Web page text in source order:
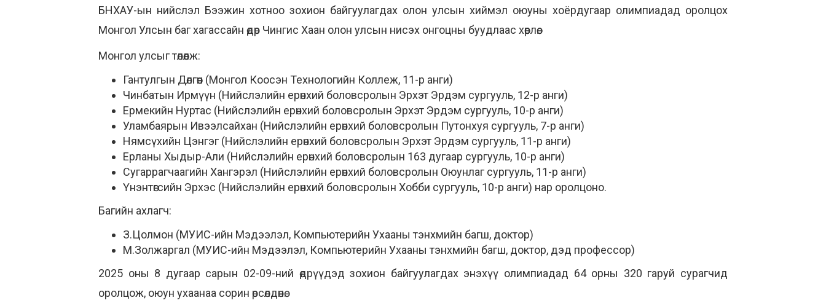
БНХАУ-ын нийслэл Бээжин хотноо зохион байгуулагдах олон улсын хиймэл оюуны хоёрдугаар олимпиадад оролцох
Монгол Улсын баг хагассайн өдөр Чингис Хаан олон улсын нисэх онгоцны буудлаас хөөрлөө.
Монгол улсыг төлөөлж:
Гантулгын Дөлгөөн (Монгол Коосэн Технологийн Коллеж, 11-р анги)
Чинбатын Ирмүүн (Нийслэлийн ерөнхий боловсролын Эрхэт Эрдэм сургууль, 12-р анги)
Ермекийн Нуртас (Нийслэлийн ерөнхий боловсролын Эрхэт Эрдэм сургууль, 10-р анги)
Уламбаярын Ивээлсайхан (Нийслэлийн ерөнхий боловсролын Путонхуя сургууль, 7-р анги)
Нямсүхийн Цэнгэг (Нийслэлийн ерөнхий боловсролын Эрхэт Эрдэм сургууль, 11-р анги)
Ерланы Хыдыр-Али (Нийслэлийн ерөнхий боловсролын 163 дугаар сургууль, 10-р анги)
Сугаррагчаагийн Хангэрэл (Нийслэлийн ерөнхий боловсролын Оюунлаг сургууль, 11-р анги)
Үнэнтөгсийн Эрхэс (Нийслэлийн ерөнхий боловсролын Хобби сургууль, 10-р анги) нар оролцоно.
Багийн ахлагч:
З.Цолмон (МУИС-ийн Мэдээлэл, Компьютерийн Ухааны тэнхмийн багш, доктор)
М.Золжаргал (МУИС-ийн Мэдээлэл, Компьютерийн Ухааны тэнхмийн багш, доктор, дэд профессор)
2025 оны 8 дугаар сарын 02-09-ний өдрүүдэд зохион байгуулагдах энэхүү олимпиадад 64 орны 320 гаруй сурагчид
оролцож, оюун ухаанаа сорин өрсөлдөнө.